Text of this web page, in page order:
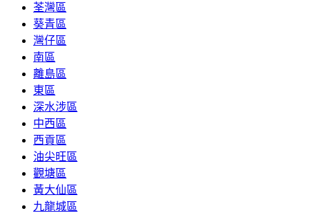
荃灣區
葵青區
灣仔區
南區
離島區
東區
深水涉區
中西區
西貢區
油尖旺區
觀塘區
黃大仙區
九龍城區